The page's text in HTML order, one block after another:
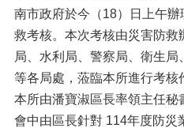
南市政府於今（18）日上午
救考核。本次考核由災害防
局、水利局、警察局、衛生
等各局處，蒞臨本所進行考核
本所由潘寶淑區長率領主任秘
會中由區長針對 114年度防災